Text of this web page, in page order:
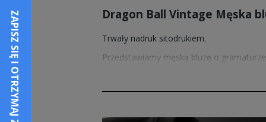
Dragon Ball Vintage Męska
Trwały nadruk sitodrukiem.
Przedstawiamy męską bluzę o
Sprzedawane przez nas wzory